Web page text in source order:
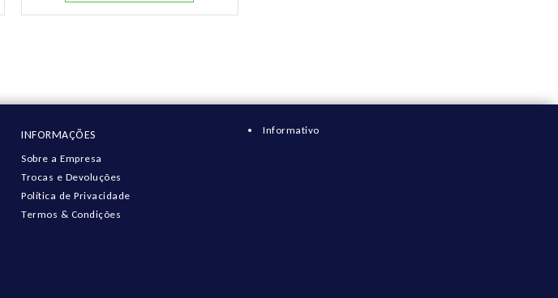
INFORMAÇÕES
Sobre a Empresa
Trocas e Devoluções
Política de Privacidade
Termos & Condições
Informativo